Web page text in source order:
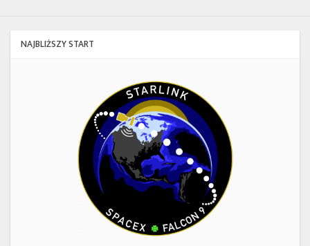
Facebook
Kalendarze
NAJBLIŻSZY START